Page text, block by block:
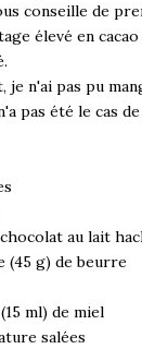
conseille de
élevé en
je n'ai pas pu
pas été le cas
au lait
(45 g) de beurre
ml) de miel
salées